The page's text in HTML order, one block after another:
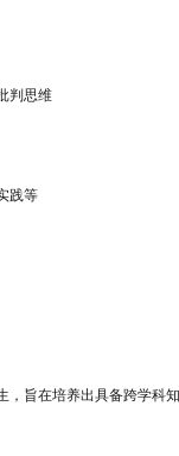
判思维
践等
旨在培养出具备跨学科